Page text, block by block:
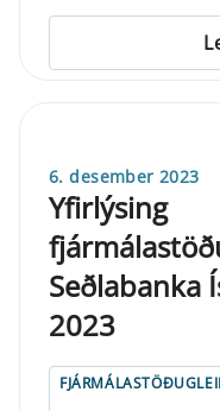
6. desember 2023
Yfirlýsing
Seðlabanka
2023